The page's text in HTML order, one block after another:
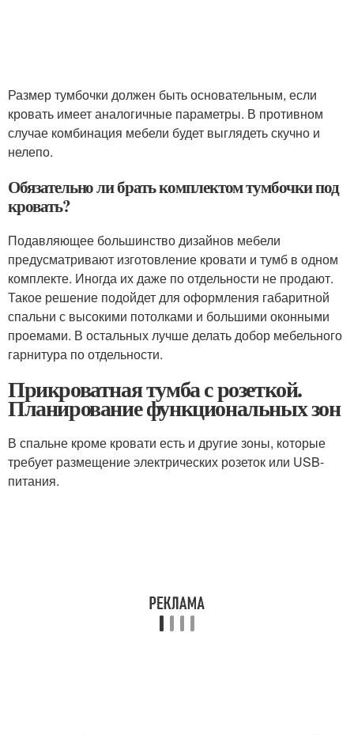
Размер тумбочки должен быть основательным, если
кровать имеет аналогичные параметры. В противном
случае комбинация мебели будет выглядеть скучно и
нелепо.
Обязательно ли брать комплектом тумбочки под
кровать?
Подавляющее большинство дизайнов мебели
предусматривают изготовление кровати и тумб в одном
комплекте. Иногда их даже по отдельности не продают.
Такое решение подойдет для оформления габаритной
спальни с высокими потолками и большими оконными
проемами. В остальных лучше делать добор мебельного
гарнитура по отдельности.
Прикроватная тумба с розеткой.
Планирование функциональных зон
В спальне кроме кровати есть и другие зоны, которые
требует размещение электрических розеток или USB-
питания.